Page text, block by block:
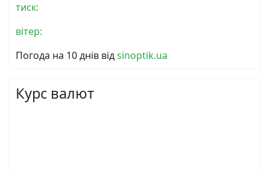
тиск:
вітер:
Погода на 10 днів відsinoptik.ua
Курс валют